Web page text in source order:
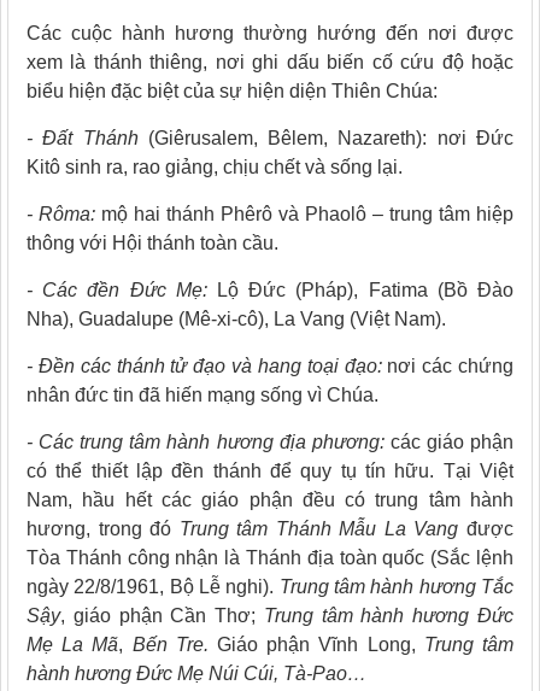
Các cuộc hành hương thường hướng đến nơi được
xem là thánh thiêng, nơi ghi dấu biến cố cứu độ hoặc
biểu hiện đặc biệt của sự hiện diện Thiên Chúa:
- Đất Thánh (Giêrusalem, Bêlem, Nazareth): nơi Đức
Kitô sinh ra, rao giảng, chịu chết và sống lại.
- Rôma: mộ hai thánh Phêrô và Phaolô – trung tâm hiệp
thông với Hội thánh toàn cầu.
- Các đền Đức Mẹ:Lộ Đức (Pháp), Fatima (Bồ Đào
Nha), Guadalupe (Mê-xi-cô), La Vang (Việt Nam).
- Đền các thánh tử đạo và hang toại đạo:nơi các chứng
nhân đức tin đã hiến mạng sống vì Chúa.
- Các trung tâm hành hương địa phương:các giáo phận
có thể thiết lập đền thánh để quy tụ tín hữu. Tại Việt
Nam, hầu hết các giáo phận đều có trung tâm hành
hương, trong đó Trung tâm Thánh Mẫu La Vang được
Tòa Thánh công nhận là Thánh địa toàn quốc (Sắc lệnh
ngày 22/8/1961, Bộ Lễ nghi). Trung tâm hành hương Tắc
Sậy, giáo phận Cần Thơ; Trung tâm hành hương Đức
Mẹ La Mã, Bến Tre. Giáo phận Vĩnh Long, Trung tâm
hành hương Đức Mẹ Núi Cúi, Tà-Pao…